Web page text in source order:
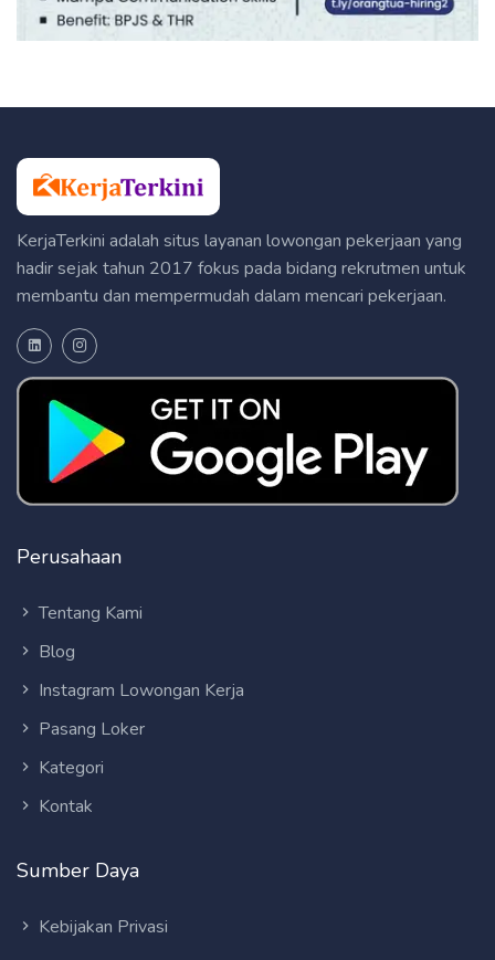
KerjaTerkini adalah situs layanan lowongan pekerjaan yang
hadir sejak tahun 2017 fokus pada bidang rekrutmen untuk
membantu dan mempermudah dalam mencari pekerjaan.
Perusahaan
Tentang Kami
Blog
Instagram Lowongan Kerja
Pasang Loker
Kategori
Kontak
Sumber Daya
Kebijakan Privasi